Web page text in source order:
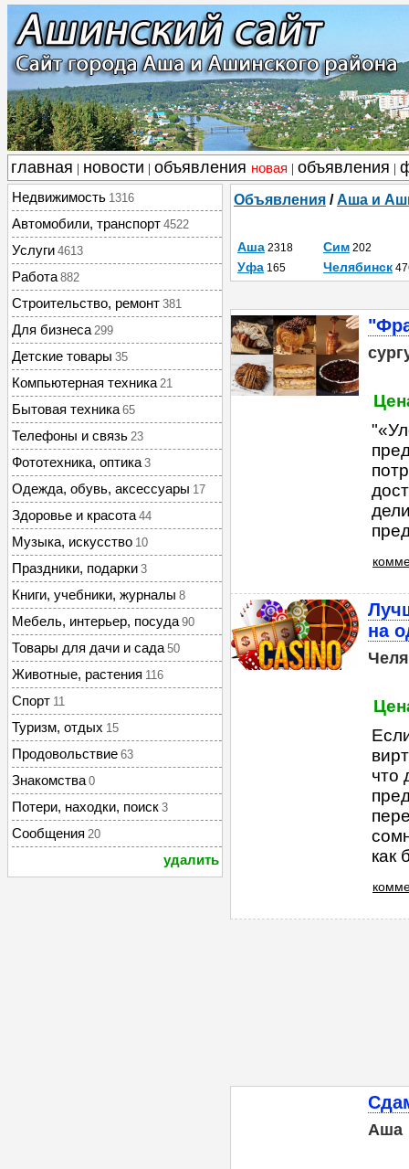
главная новости объявления новая объявления
Недвижимость 1316
Автомобили, транспорт 4522
Услуги 4613
Работа 882
Строительство, ремонт 381
Для бизнеса 299
Детские товары 35
Компьютерная техника 21
Бытовая техника 65
Телефоны и связь 23
Фототехника, оптика 3
Одежда, обувь, аксессуары 17
Здоровье и красота 44
Музыка, искусство 10
Праздники, подарки 3
Книги, учебники, журналы 8
Мебель, интерьер, посуда 90
Товары для дачи и сада 50
Животные, растения 116
Спорт 11
Туризм, отдых 15
Продовольствие 63
Знакомства 0
Потери, находки, поиск 3
Сообщения 20
удалить
Объявления /Аша и
Аша 2318 Сим 202
Уфа 165 Челябинск
на
что
как
Аша